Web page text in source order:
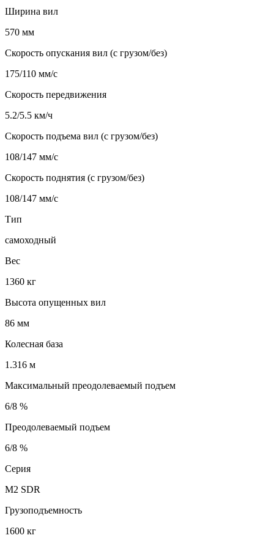
Ширина вил
570 мм
Скорость опускания вил (с грузом/без)
175/110 мм/с
Скорость передвижения
5.2/5.5 км/ч
Скорость подъема вил (с грузом/без)
108/147 мм/с
Скорость поднятия (с грузом/без)
108/147 мм/с
Тип
самоходный
Вес
1360 кг
Высота опущенных вил
86 мм
Колесная база
1.316 м
Максимальный преодолеваемый подъем
6/8 %
Преодолеваемый подъем
6/8 %
Серия
M2 SDR
Грузоподъемность
1600 кг